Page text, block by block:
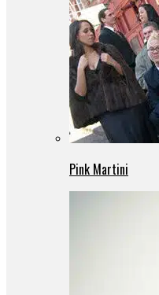
Pink Martini